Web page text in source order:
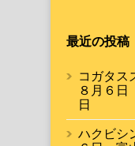
最近の投稿
コガタ
８月６
日
ハクビシ